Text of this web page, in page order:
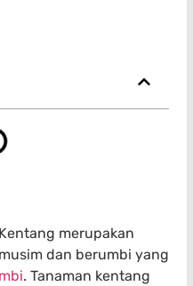
merupakan
dan berumbi yang
. Tanaman kentang